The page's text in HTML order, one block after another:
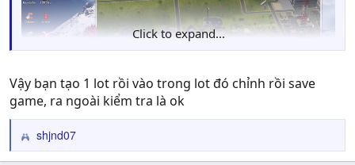
Click to expand...
Vậy bạn tạo 1 lot rồi vào trong lot đó chỉnh rồi save
game, ra ngoài kiểm tra là ok
R
e
shjnd07